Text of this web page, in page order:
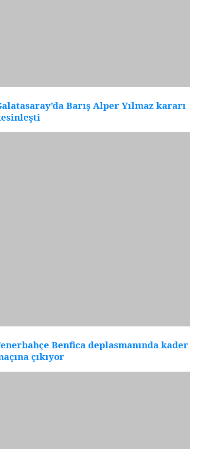
Barış Alper Yılmaz kararı
Benfica deplasmanında kader
çıkıyor